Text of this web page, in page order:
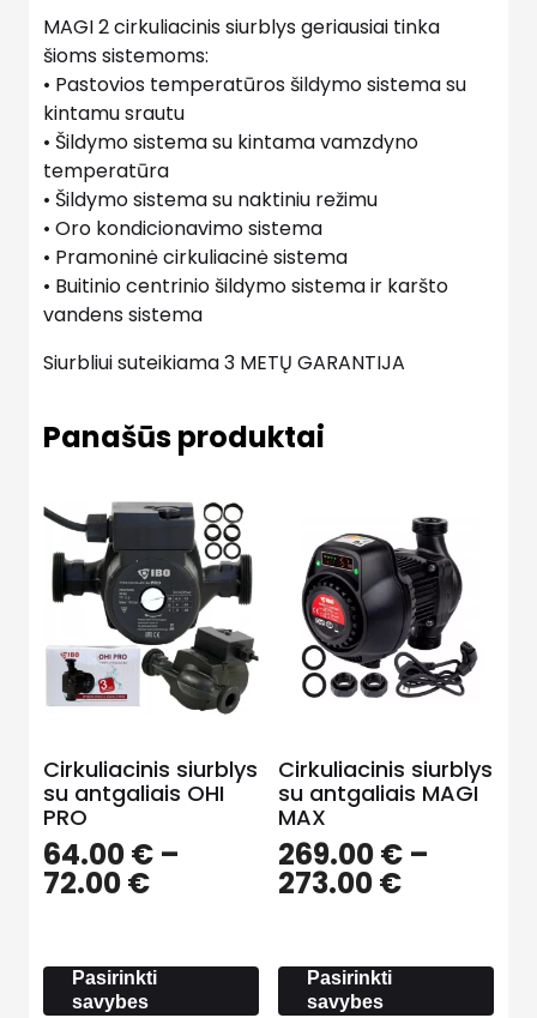
MAGI 2 cirkuliacinis siurblys geriausiai tinka
šioms sistemoms:
• Pastovios temperatūros šildymo sistema su
kintamu srautu
• Šildymo sistema su kintama vamzdyno
temperatūra
• Šildymo sistema su naktiniu režimu
• Oro kondicionavimo sistema
• Pramoninė cirkuliacinė sistema
• Buitinio centrinio šildymo sistema ir karšto
vandens sistema
Siurbliui suteikiama 3 METŲ GARANTIJA
Panašūs produktai
Cirkuliacinis siurblys
su antgaliais OHI
PRO
64.00€ –
72.00€Price
through
72.00 €
Pasirinkti
savybes
Cirkuliacinis siurblys
su antgaliais MAGI
MAX
269.00€ –
273.00€Price
through
Pasirinkti
savybes